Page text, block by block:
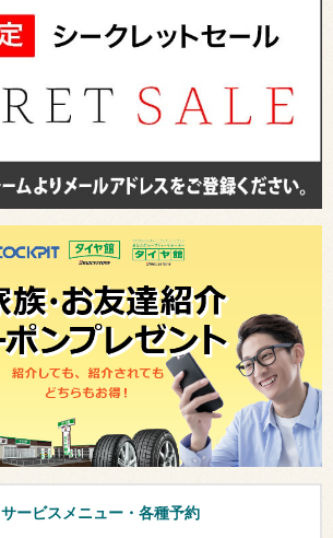
サービスメニュー・各種予約